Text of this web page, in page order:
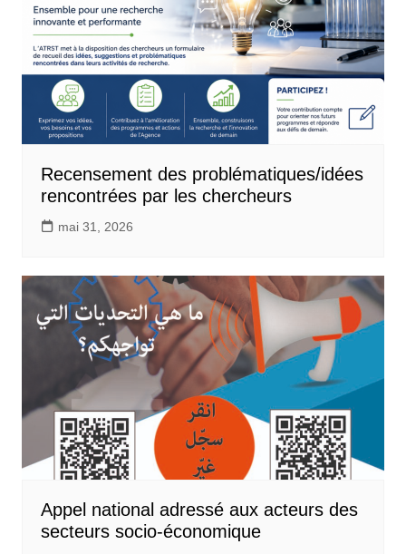
Recensement des problématiques/idées
rencontrées par les chercheurs
mai 31, 2026
Appel national adressé aux acteurs des
secteurs socio-économique